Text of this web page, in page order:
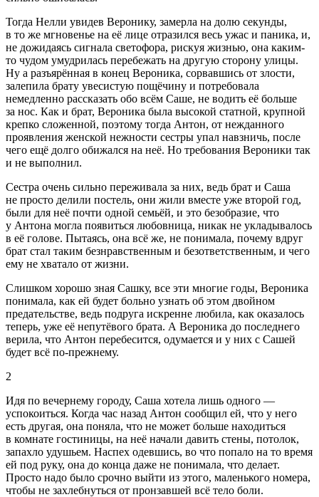
Тогда Нелли увидев Веронику, замерла на долю секунды,
в то же мгновенье на её лице отразился весь ужас и паника, и,
не дожидаясь сигнала светофора, рискуя жизнью, она каким-
то чудом умудрилась перебежать на другую сторону улицы.
Ну а разъярённая в конец Вероника, сорвавшись от злости,
залепила брату увесистую пощёчину и потребовала
немедленно рассказать обо всём Саше, не водить её больше
за нос. Как и брат, Вероника была высокой статной, крупной
крепко сложенной, поэтому тогда Антон, от нежданного
проявления женской нежности сестры упал навзничь, после
чего ещё долго обижался на неё. Но требования Вероники так
и не выполнил.
Сестра очень сильно переживала за них, ведь брат и Саша
не просто делили постель, они жили вместе уже второй год,
были для неё почти одной семьёй, и это безобразие, что
у Антона могла появиться любовница, никак не укладывалось
в её голове. Пытаясь, она всё же, не понимала, почему вдруг
брат стал таким безнравственным и безответственным, и чего
ему не хватало от жизни.
Слишком хорошо зная Сашку, все эти многие годы, Вероника
понимала, как ей будет больно узнать об этом двойном
предательстве, ведь подруга искренне любила, как оказалось
теперь, уже её непутёвого брата. А Вероника до последнего
верила, что Антон перебесится, одумается и у них с Сашей
будет всё по-прежнему.
2
Идя по вечернему городу, Саша хотела лишь одного —
успокоиться. Когда час назад Антон сообщил ей, что у него
есть другая, она поняла, что не может больше находиться
в комнате гостиницы, на неё начали давить стены, потолок,
запахло удушьем. Наспех одевшись, во что попало на то время
ей под руку, она до конца даже не понимала, что делает.
Просто надо было срочно выйти из этого, маленького номера,
чтобы не захлебнуться от пронзавшей всё тело боли.